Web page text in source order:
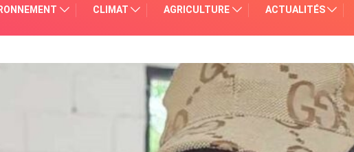
CLIMAT AGRICULTURE ACTUALITÉS